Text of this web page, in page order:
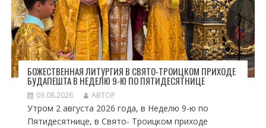
БОЖЕСТВЕННАЯ ЛИТУРГИЯ В СВЯТО-ТРОИЦКОМ ПРИХОДЕ
БУДАПЕШТА В НЕДЕЛЮ 9-Ю ПО ПЯТИДЕСЯТНИЦЕ
03.08.2026 АВТОР
Утром 2 августа 2026 года, в Неделю 9-ю по
Пятидесятнице, в Свято- Троицком приходе